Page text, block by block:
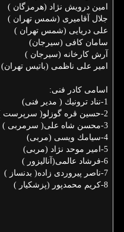
امین درویش نژاد (هرمزگان )
جلال آقامیری (شمس تهران )
علی دریایی (شمس تهران )
سامان كافی (سیرجان)
آرش كارخانه (سیرجان )
امیر علی ناظمی (باتیس تهران)
اسامی كادر فنی:
1-نناد ترونیك ( مدیر فنی)
2-حسین قره گوزلو( سرپرست )
3-محسن شاه علی( سرمربی )
4-سیامك ویسی (مربی)
5-امیر موحد نژاد (مربی)
6-فرشاد عالمی(آنالیزور )
7-ناصر پیروردی زاده( بدنساز )
8-كریم محمدپور (پزشكیار )